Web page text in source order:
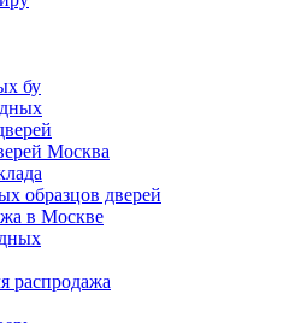
бу
Москва
образцов дверей
в Москве
распродажа